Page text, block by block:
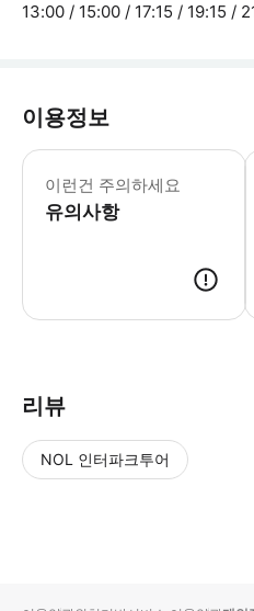
13:00 / 15:00 / 17:15 / 19:15 /
이용정보
이런건 주의하세요
유의사항
리뷰
NOL 인터파크투어